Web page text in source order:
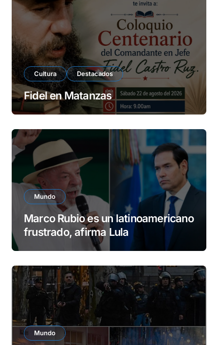
Cultura Destacados
Fidel en Matanzas
Mundo
Marco Rubio es un latinoamericano
frustrado, afirma Lula
Mundo